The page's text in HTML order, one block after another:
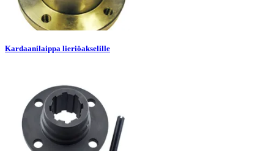
Kardaanilaippa lieriöakselille